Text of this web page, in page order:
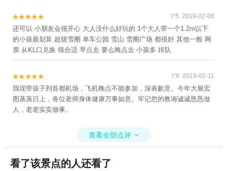

 l*5 2019-02-06
还可以 小朋友会很开心 大人没什么好玩的 1个大人带一个1.2m以下
的小孩最划算 超级雪圈 单车公园 雪山 雪圈广场 都很好 其他一般 网
票 从KL口兑换 很合适 早点去 要么晚点去 小孩多 排队

 l*8 2019-02-11
我现带孩子到首都机场，飞机晚点不能参加，深表歉意。今年大展宏
图蒸蒸日上，各位老师身体健康万事如意。牢记您的教诲诚诚恳恳做
人，老老实实做事。
查看全部点评 
看了该景点的人还看了